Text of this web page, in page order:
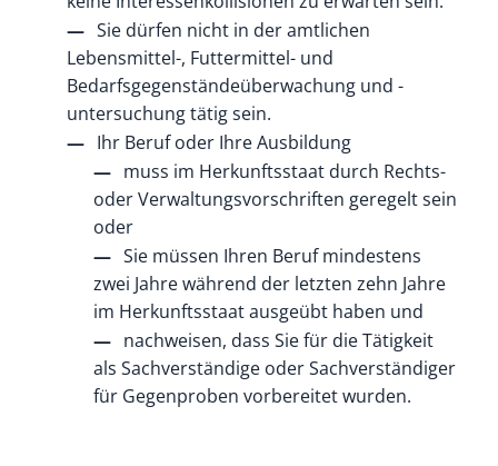
Sie dürfen nicht in der amtlichen
Lebensmittel-, Futtermittel- und
Bedarfsgegenständeüberwachung und -
untersuchung tätig sein.
Ihr Beruf oder Ihre Ausbildung
muss im Herkunftsstaat durch Rechts-
oder Verwaltungsvorschriften geregelt sein
oder
Sie müssen Ihren Beruf mindestens
zwei Jahre während der letzten zehn Jahre
im Herkunftsstaat ausgeübt haben und
nachweisen, dass Sie für die Tätigkeit
als Sachverständige oder Sachverständiger
für Gegenproben vorbereitet wurden.